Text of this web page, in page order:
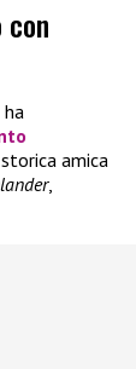
ha
storica amica
,